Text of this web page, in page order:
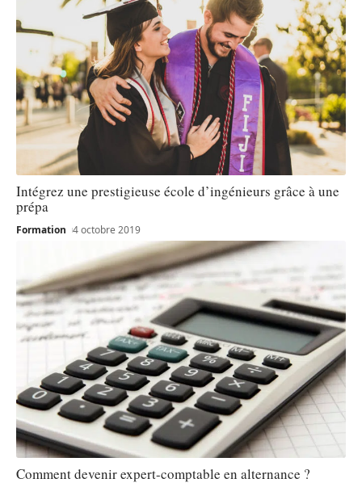
Intégrez une prestigieuse école d’ingénieurs grâce à une
prépa
Formation 4 octobre 2019
Comment devenir expert-comptable en alternance ?